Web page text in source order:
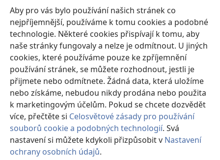
Aby pro vás bylo používání našich stránek co
nejpříjemnější, používáme k tomu cookies a podobné
technologie. Některé cookies přispívají k tomu, aby
naše stránky fungovaly a nelze je odmítnout. U jiných
cookies, které používáme pouze ke zpříjemnění
používání stránek, se můžete rozhodnout, jestli je
přijmete nebo odmítnete. Žádná data, která uložíme
nebo získáme, nebudou nikdy prodána nebo použita
k marketingovým účelům. Pokud se chcete dozvědět
více, přečtěte si Celosvětové zásady pro používání
souborů cookie a podobných technologií. Svá
nastavení si můžete kdykoli přizpůsobit v Nastavení
ochrany osobních údajů.
nové
okno) ONLINE KNIHOVNA Strážné věže
(otevřeno
nové
okno)JW Hub®
(otevřeno
nové
okno)JW Library
Watchtower Library
Copyright© 2026 Watch Tower Bible and Tract Society of Pennsylvania.
PODMÍNKY POUŽITÍ| OCHRANA SOUKROMÍ
SOUKROMÍ